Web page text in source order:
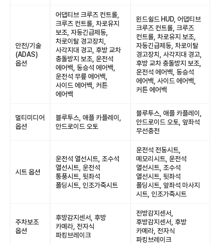
안전/기술
(ADAS)
옵션
어댑티브 크루즈 컨트롤,
크루즈 컨트롤, 차로유지
보조, 자동긴급제동,
차로이탈 경고장치,
사각지대 경고, 후방 교차
충돌방지 보조, 운전석
에어백, 동승석 에어백,
운전석 무릎 에어백,
사이드 에어백, 커튼
에어백
윈드쉴드 HUD, 어댑티브
크루즈 컨트롤, 크루즈
컨트롤, 차로유지 보조,
자동긴급제동, 차로이탈
경고장치, 사각지대 경고,
후방 교차 충돌방지 보조,
운전석 에어백, 동승석
에어백, 사이드 에어백,
커튼 에어백
멀티미디어
옵션
블루투스, 애플 카플레이,
안드로이드 오토
블루투스, 애플 카플레이,
안드로이드 오토, 앞좌석
무선충전
시트 옵션
운전석 열선시트, 조수석
열선시트, 운전석
통풍시트, 뒷좌석
폴딩시트, 인조가죽시트
운전석 전동시트,
메모리시트, 운전석
열선시트, 조수석
열선시트, 뒷좌석
폴딩시트, 앞좌석 마사지
시트, 인조가죽시트
주차보조
옵션
후방감지센서, 후방
카메라, 전자식
파킹브레이크
전방감지센서,
후방감지센서, 후방
카메라, 전자식
파킹브레이크